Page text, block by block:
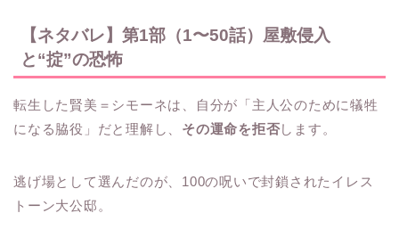
【ネタバレ】第1部（1〜50話）屋敷侵入
と“掟”の恐怖
転生した賢美＝シモーネは、自分が「主人公のために犠牲
になる脇役」だと理解し、 その運命を拒否します。
逃げ場として選んだのが、100の呪いで封鎖されたイレス
トーン大公邸。